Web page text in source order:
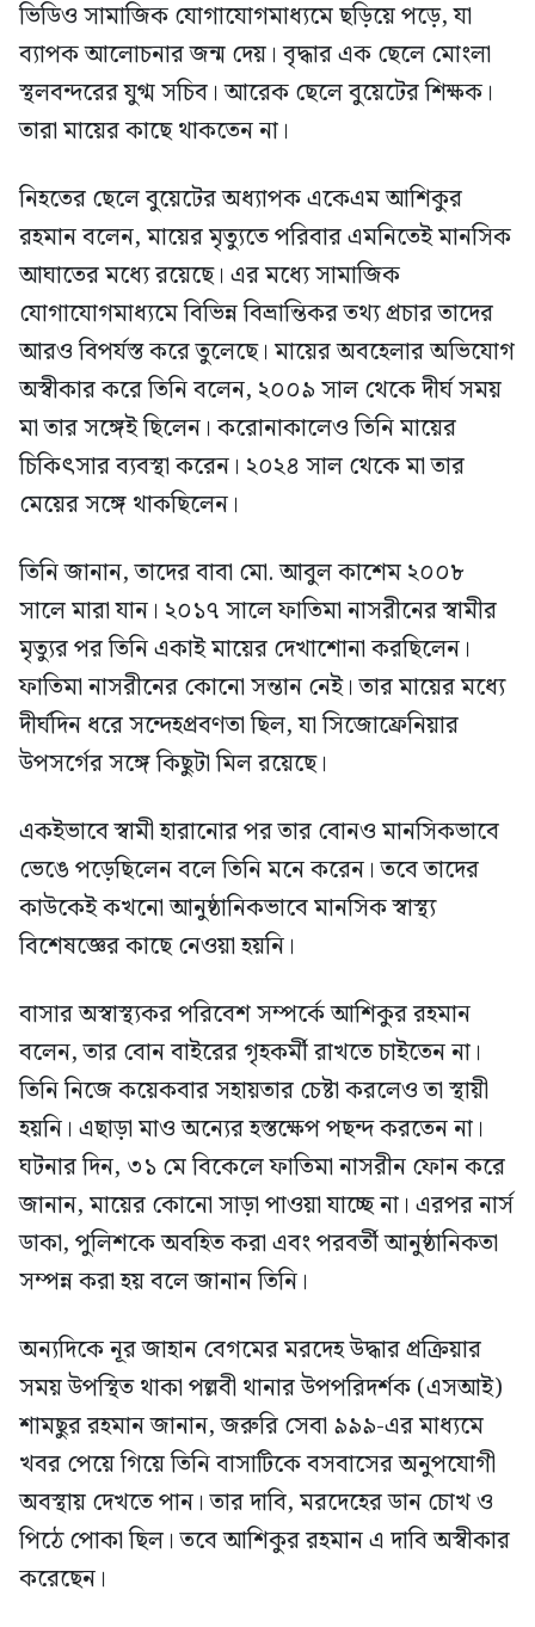
ভিডিও সামাজিক যোগাযোগমাধ্যমে ছড়িয়ে পড়ে, যা
ব্যাপক আলোচনার জন্ম দেয়। বৃদ্ধার এক ছেলে মোংলা
স্থলবন্দরের যুগ্ম সচিব। আরেক ছেলে বুয়েটের শিক্ষক।
তারা মায়ের কাছে থাকতেন না।
নিহতের ছেলে বুয়েটের অধ্যাপক একেএম আশিকুর
রহমান বলেন, মায়ের মৃত্যুতে পরিবার এমনিতেই মানসিক
আঘাতের মধ্যে রয়েছে। এর মধ্যে সামাজিক
যোগাযোগমাধ্যমে বিভিন্ন বিভ্রান্তিকর তথ্য প্রচার তাদের
আরও বিপর্যস্ত করে তুলেছে। মায়ের অবহেলার অভিযোগ
অস্বীকার করে তিনি বলেন, ২০০৯ সাল থেকে দীর্ঘ সময়
মা তার সঙ্গেই ছিলেন। করোনাকালেও তিনি মায়ের
চিকিৎসার ব্যবস্থা করেন। ২০২৪ সাল থেকে মা তার
মেয়ের সঙ্গে থাকছিলেন।
তিনি জানান, তাদের বাবা মো. আবুল কাশেম ২০০৮
সালে মারা যান। ২০১৭ সালে ফাতিমা নাসরীনের স্বামীর
মৃত্যুর পর তিনি একাই মায়ের দেখাশোনা করছিলেন।
ফাতিমা নাসরীনের কোনো সন্তান নেই। তার মায়ের মধ্যে
দীর্ঘদিন ধরে সন্দেহপ্রবণতা ছিল, যা সিজোফ্রেনিয়ার
উপসর্গের সঙ্গে কিছুটা মিল রয়েছে।
একইভাবে স্বামী হারানোর পর তার বোনও মানসিকভাবে
ভেঙে পড়েছিলেন বলে তিনি মনে করেন। তবে তাদের
কাউকেই কখনো আনুষ্ঠানিকভাবে মানসিক স্বাস্থ্য
বিশেষজ্ঞের কাছে নেওয়া হয়নি।
বাসার অস্বাস্থ্যকর পরিবেশ সম্পর্কে আশিকুর রহমান
বলেন, তার বোন বাইরের গৃহকর্মী রাখতে চাইতেন না।
তিনি নিজে কয়েকবার সহায়তার চেষ্টা করলেও তা স্থায়ী
হয়নি। এছাড়া মাও অন্যের হস্তক্ষেপ পছন্দ করতেন না।
ঘটনার দিন, ৩১ মে বিকেলে ফাতিমা নাসরীন ফোন করে
জানান, মায়ের কোনো সাড়া পাওয়া যাচ্ছে না। এরপর নার্স
ডাকা, পুলিশকে অবহিত করা এবং পরবর্তী আনুষ্ঠানিকতা
সম্পন্ন করা হয় বলে জানান তিনি।
অন্যদিকে নূর জাহান বেগমের মরদেহ উদ্ধার প্রক্রিয়ার
সময় উপস্থিত থাকা পল্লবী থানার উপপরিদর্শক (এসআই)
শামছুর রহমান জানান, জরুরি সেবা ৯৯৯-এর মাধ্যমে
খবর পেয়ে গিয়ে তিনি বাসাটিকে বসবাসের অনুপযোগী
অবস্থায় দেখতে পান। তার দাবি, মরদেহের ডান চোখ ও
পিঠে পোকা ছিল। তবে আশিকুর রহমান এ দাবি অস্বীকার
করেছেন।